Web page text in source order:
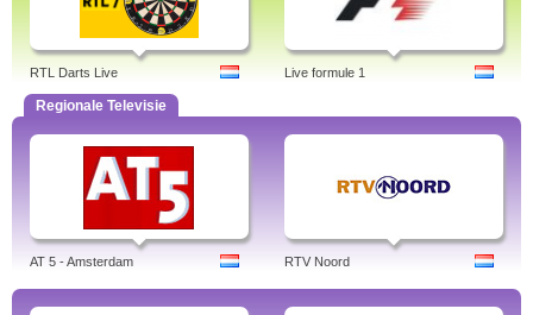
RTL Darts Live Live formule 1
Regionale Televisie
AT 5 - Amsterdam RTV Noord